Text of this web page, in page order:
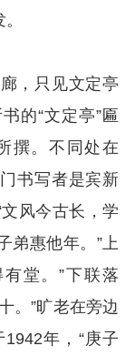
，只见文定亭
的“文定亭”匾
撰。不同处在
书写者是宾新
风今古长，学
弟惠他年。”上
堂。”下联落
。”旷老在旁边
年，“庚子